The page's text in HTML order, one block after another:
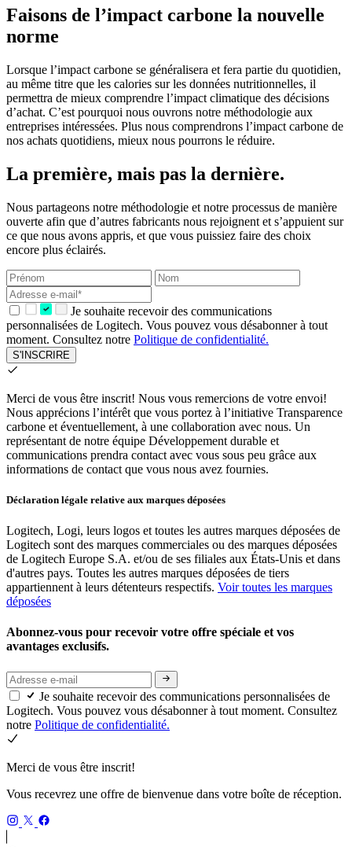
Faisons de l’impact carbone la nouvelle
norme
Lorsque l’impact carbone se généralisera et fera partie du quotidien,
au même titre que les calories sur les données nutritionnelles, il
permettra de mieux comprendre l’impact climatique des décisions
d’achat. C’est pourquoi nous ouvrons notre méthodologie aux
entreprises intéressées. Plus nous comprendrons l’impact carbone de
nos achats quotidiens, mieux nous pourrons le réduire.
La première, mais pas la dernière.
Nous partageons notre méthodologie et notre processus de manière
ouverte afin que d’autres fabricants nous rejoignent et s’appuient sur
ce que nous avons appris, et que vous puissiez faire des choix
encore plus éclairés.
Je souhaite recevoir des communications
personnalisées de Logitech. Vous pouvez vous désabonner à tout
moment. Consultez notre Politique de confidentialité.
S'INSCRIRE
Merci de vous être inscrit! Nous vous remercions de votre envoi!
Nous apprécions l’intérêt que vous portez à l’initiative Transparence
carbone et éventuellement, à une collaboration avec nous. Un
représentant de notre équipe Développement durable et
communications prendra contact avec vous sous peu grâce aux
informations de contact que vous nous avez fournies.
Déclaration légale relative aux marques déposées
Logitech, Logi, leurs logos et toutes les autres marques déposées de
Logitech sont des marques commerciales ou des marques déposées
de Logitech Europe S.A. et/ou de ses filiales aux États-Unis et dans
d'autres pays. Toutes les autres marques déposées de tiers
appartiennent à leurs détenteurs respectifs. Voir toutes les marques
déposées
Abonnez-vous pour recevoir votre offre spéciale et vos
avantages exclusifs.
Je souhaite recevoir des communications personnalisées de
Logitech. Vous pouvez vous désabonner à tout moment. Consultez
notre Politique de confidentialité.
Merci de vous être inscrit!
Vous recevrez une offre de bienvenue dans votre boîte de réception.